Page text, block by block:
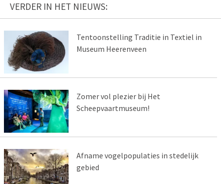
VERDER IN HET NIEUWS:
Tentoonstelling Traditie in Textiel in
Museum Heerenveen
Zomer vol plezier bij Het
Scheepvaartmuseum!
Afname vogelpopulaties in stedelijk
gebied